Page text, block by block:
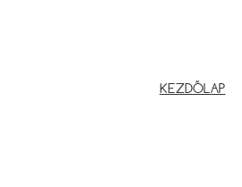
KEZDŐLAP